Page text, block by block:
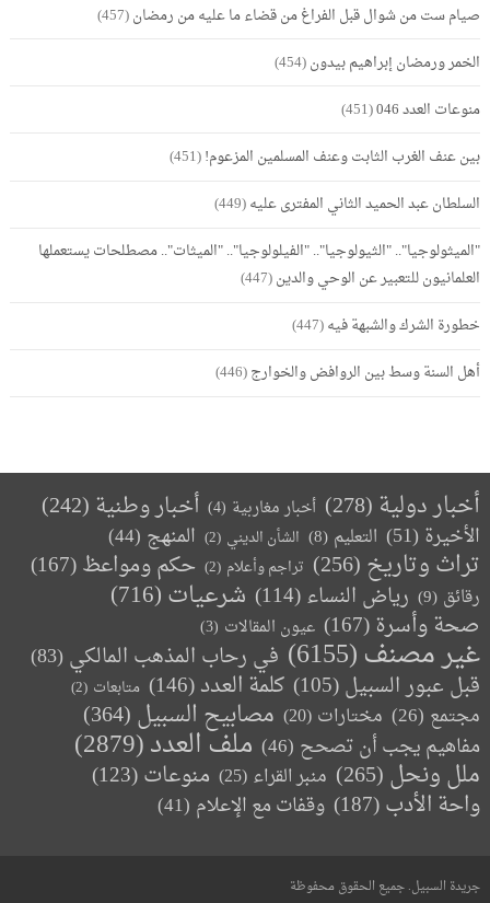
صيام ست من شوال قبل الفراغ من قضاء ما عليه من رمضان(457)
الخمر ورمضان إبراهيم بيدون(454)
منوعات العدد 046
(451)
بين عنف الغرب الثابت وعنف المسلمين المزعوم!(451)
السلطان عبد الحميد الثاني المفترى عليه(449)
"الميثولوجيا".. "الثيولوجيا".. "الفيلولوجيا".. "الميثات".. مصطلحات يستعملها
العلمانيون للتعبير عن الوحي والدين(447)
خطورة الشرك والشبهة فيه(447)
أهل السنة وسط بين الروافض والخوارج(446)
أخبار دولية (278) أخبار مغاربية (4) أخبار وطنية(242)
الأخيرة (51) التعليم (8) الشأن الديني (2) المنهج (44)
تراث وتاريخ(256) تراجم وأعلام (2) حكم ومواعظ(167)
رقائق (9) رياض النساء(114) شرعيات(716)
صحة وأسرة(167) عيون المقالات (3)
غير مصنف(6155) في رحاب المذهب المالكي (83)
قبل عبور السبيل(105) كلمة العدد(146) متابعات (2)
مجتمع (26) مختارات (20) مصابيح السبيل(364)
مفاهيم يجب أن تصحح (46) ملف العدد(2879)
ملل ونحل(265) منبر القراء(25) منوعات(123)
واحة الأدب(187) وقفات مع الإعلام (41)
جريدة السبيل. جميع الحقوق محفوظة